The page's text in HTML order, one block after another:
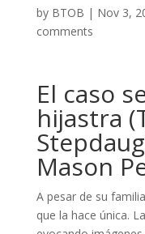
by BTOB | Nov 3,
comments
El caso
hijastra
Mason
A pesar de su
que la hace única.